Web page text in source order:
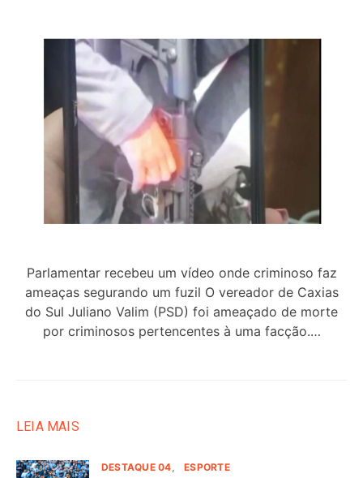
Parlamentar recebeu um vídeo onde criminoso faz
ameaças segurando um fuzil O vereador de Caxias
do Sul Juliano Valim (PSD) foi ameaçado de morte
por criminosos pertencentes à uma facção.…
LEIA MAIS
DESTAQUE 04 ESPORTE